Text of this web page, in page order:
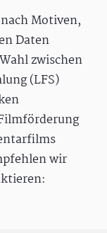
Motiven,
Daten
zwischen
(LFS)
wir